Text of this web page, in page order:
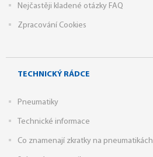
Nejčastěji kladené otázky FAQ
Zpracování Cookies
TECHNICKÝ RÁDCE
Pneumatiky
Technické informace
Co znamenají zkratky na pneumatikách